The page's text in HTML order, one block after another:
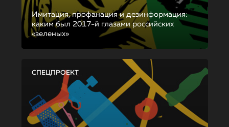
Имитация, профанация и дезинформация:
каким был 2017-й глазами российских
«зеленых»
СПЕЦПРОЕКТ